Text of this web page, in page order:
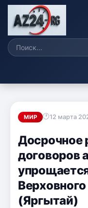
МИР 12 марта
Досрочное
договоров
(Яргытай)